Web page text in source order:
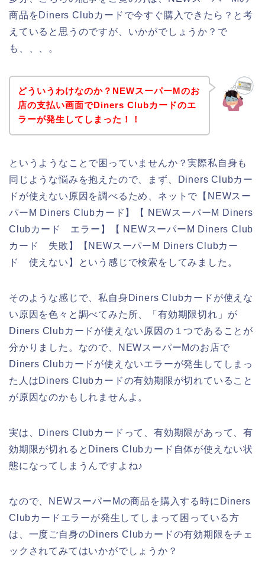
商品をDiners Clubカードで今すぐ購入できたら？と考
えていると思うのですが、いかがでしょうか？で
も、、、。
どういうわけなのか？NEWスーパーMのお
店の支払い画面でDiners Clubカードのエ
ラーが発生してしまった！！
というようなことで困っていませんか？実際私自身も
同じような悩みを抱えたので、まず、Diners Clubカー
ドが使えない原因を調べるため、ネットで【NEWスー
パーM Diners Clubカード】【 NEWスーパーM Diners
Clubカード エラー】【 NEWスーパーM Diners Club
カード 失敗】【NEWスーパーM Diners Clubカー
ド 使えない】という感じで検索をしてみました。
そのような感じで、私自身Diners Clubカードが使えな
い原因を色々と調べてみた所、「有効期限切れ」が
Diners Clubカードが使えない原因の１つであることが
分かりました。なので、NEWスーパーMのお店で
Diners Clubカードが使えないエラーが発生してしまっ
た人はDiners Clubカードの有効期限が切れていること
が原因なのかもしれませんよ。
実は、Diners Clubカードって、有効期限があって、有
効期限が切れるとDiners Clubカード自体が使えない状
態になってしまうんですよね♪
なので、NEWスーパーMの商品を購入する時にDiners
Clubカードエラーが発生してしまって困っている方
は、一度ご自身のDiners Clubカードの有効期限をチェ
ックされてみてはいかがでしょうか？